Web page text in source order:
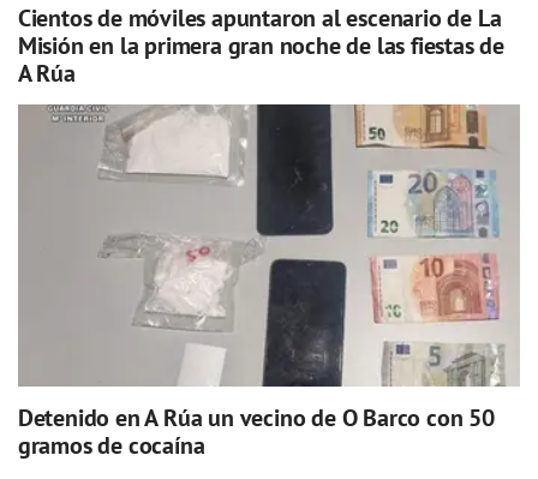
Cientos de móviles apuntaron al escenario de La
Misión en la primera gran noche de las fiestas de
A Rúa
Detenido en A Rúa un vecino de O Barco con 50
gramos de cocaína